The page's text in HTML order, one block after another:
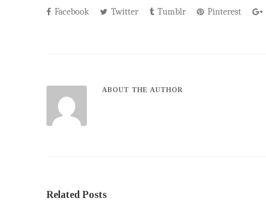
Facebook Twitter Tumblr Pinterest
ABOUT THE AUTHOR
Related Posts